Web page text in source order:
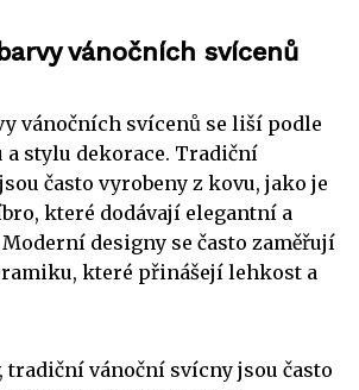
vánočních svícenů
vánočních svícenů se liší podle
a stylu dekorace. Tradiční
často vyrobeny z kovu, jako je
které dodávají elegantní a
designy se často zaměřují
které přinášejí lehkost a
tradiční vánoční svícny jsou často